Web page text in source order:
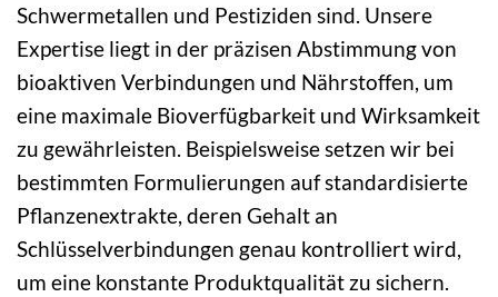
Schwermetallen und Pestiziden sind. Unsere
Expertise liegt in der präzisen Abstimmung von
bioaktiven Verbindungen und Nährstoffen, um
eine maximale Bioverfügbarkeit und Wirksamkeit
zu gewährleisten. Beispielsweise setzen wir bei
bestimmten Formulierungen auf standardisierte
Pflanzenextrakte, deren Gehalt an
Schlüsselverbindungen genau kontrolliert wird,
um eine konstante Produktqualität zu sichern.